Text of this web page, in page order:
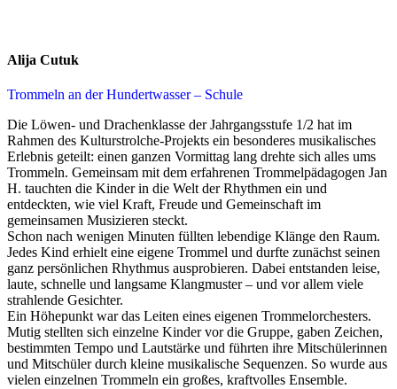
Alija Cutuk
Trommeln an der Hundertwasser – Schule
Die Löwen‑ und Drachenklasse der Jahrgangsstufe 1/2 hat im
Rahmen des Kulturstrolche‑Projekts ein besonderes musikalisches
Erlebnis geteilt: einen ganzen Vormittag lang drehte sich alles ums
Trommeln. Gemeinsam mit dem erfahrenen Trommelpädagogen Jan
H. tauchten die Kinder in die Welt der Rhythmen ein und
entdeckten, wie viel Kraft, Freude und Gemeinschaft im
gemeinsamen Musizieren steckt.
Schon nach wenigen Minuten füllten lebendige Klänge den Raum.
Jedes Kind erhielt eine eigene Trommel und durfte zunächst seinen
ganz persönlichen Rhythmus ausprobieren. Dabei entstanden leise,
laute, schnelle und langsame Klangmuster – und vor allem viele
strahlende Gesichter.
Ein Höhepunkt war das Leiten eines eigenen Trommelorchesters.
Mutig stellten sich einzelne Kinder vor die Gruppe, gaben Zeichen,
bestimmten Tempo und Lautstärke und führten ihre Mitschülerinnen
und Mitschüler durch kleine musikalische Sequenzen. So wurde aus
vielen einzelnen Trommeln ein großes, kraftvolles Ensemble.